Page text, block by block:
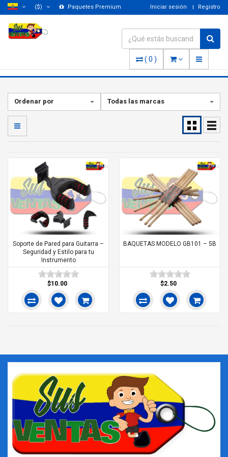
($) Paquetes Premium Iniciar sesión Registro
( 0 )
Ordenar por Todas las marcas
Soporte de Pared para Guitarra –
Seguridad y Estilo para tu
Instrumento
$10.00
BAQUETAS MODELO GB101 – 5B
$2.50